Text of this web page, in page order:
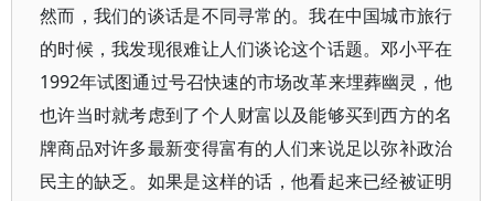
然而，我们的谈话是不同寻常的。我在中国城市旅行
的时候，我发现很难让人们谈论这个话题。邓小平在
1992年试图通过号召快速的市场改革来埋葬幽灵，他
也许当时就考虑到了个人财富以及能够买到西方的名
牌商品对许多最新变得富有的人们来说足以弥补政治
民主的缺乏。如果是这样的话，他看起来已经被证明